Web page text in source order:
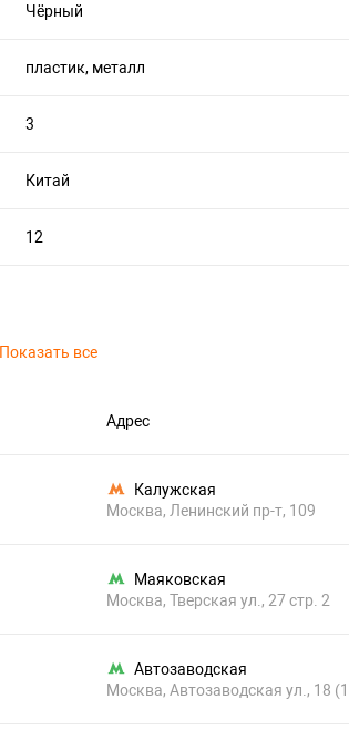
Чёрный
пластик, металл
3
Китай
12
Показать все
Адрес
Калужская
Москва, Ленинский пр-т, 109
Маяковская
Москва, Тверская ул., 27 стр. 2
Автозаводская
Москва, Автозаводская ул., 18